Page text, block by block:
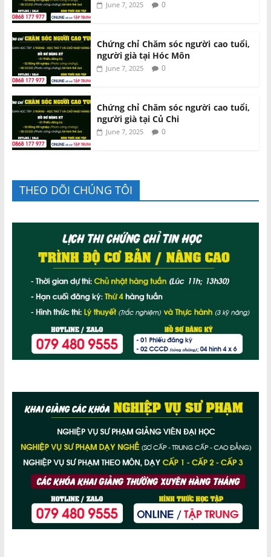
June 7, 2025 0
Chứng chỉ Chăm sóc người cao tuổi,
người già tại Hóc Môn
June 7, 2025 0
Chứng chỉ Chăm sóc người cao tuổi,
người già tại Củ Chi
June 7, 2025 0
THEO DÕI CHÚNG TÔI